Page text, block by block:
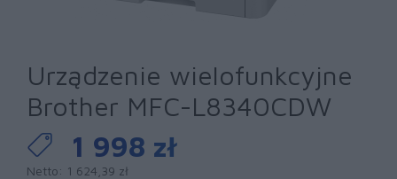
Urządzenie wielofunkcyjne
Brother MFC-L8340CDW
1 998 zł
Netto: 1 624,39 zł